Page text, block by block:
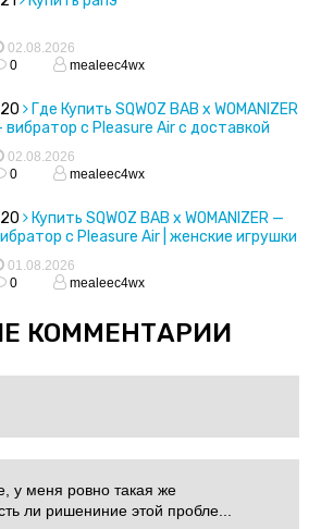
02.08.2026
0
mealeec4wx
Где Купить SQWOZ BAB x WOMANIZER
вибратор с Pleasure Air с доставкой
02.08.2026
0
mealeec4wx
Купить SQWOZ BAB x WOMANIZER —
с Pleasure Air | женские игрушки
01.08.2026
0
mealeec4wx
КОММЕНТАРИИ
у меня ровно такая же
ли ришениние этой пробле...